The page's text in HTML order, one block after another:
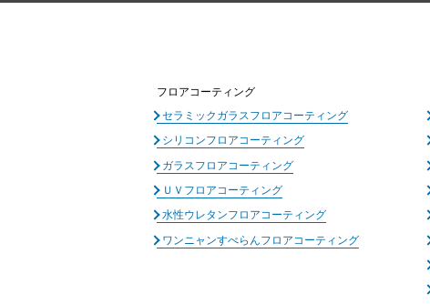
フロアコーティング
セラミックガラスフロアコーティング
シリコンフロアコーティング
ガラスフロアコーティング
ＵＶフロアコーティング
水性ウレタンフロアコーティング
ワンニャンすべらんフロアコーティング